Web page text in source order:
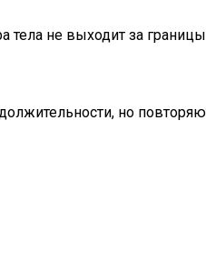
не выходит за
но